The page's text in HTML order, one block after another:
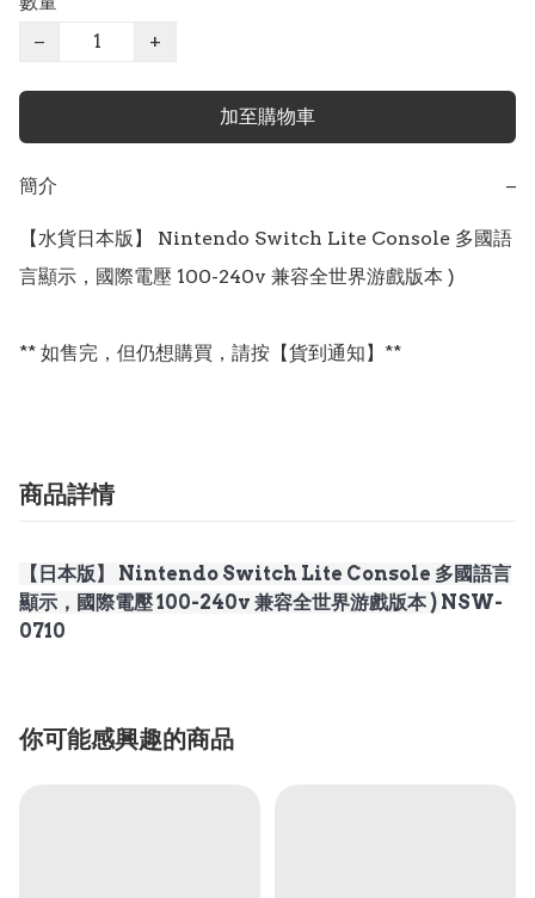
−
+
加至購物車
簡介 −
【水貨日本版】 Nintendo Switch Lite Console 多國語
言顯示，國際電壓 100-240v 兼容全世界游戲版本 )
** 如售完，但仍想購買，請按【貨到通知】**
商品詳情
【日本版】 Nintendo Switch Lite Console 多國語言
顯示，國際電壓 100-240v 兼容全世界游戲版本 ) NSW-
0710
你可能感興趣的商品